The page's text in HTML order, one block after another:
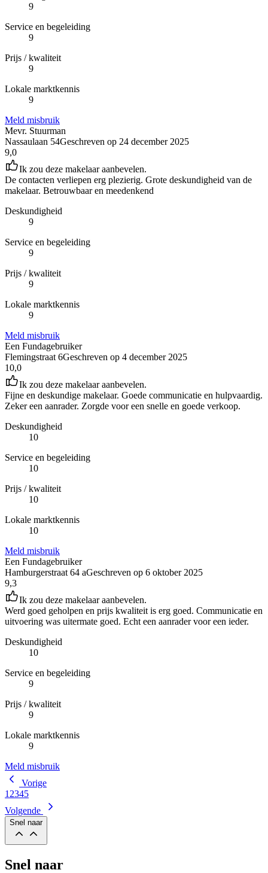
9
Service en begeleiding
9
Prijs / kwaliteit
9
Lokale marktkennis
9
Meld misbruik
Mevr. Stuurman
Nassaulaan 54Geschreven op 24 december 2025
9,0
Ik zou deze makelaar aanbevelen.
De contacten verliepen erg plezierig. Grote deskundigheid van de
makelaar. Betrouwbaar en meedenkend
Deskundigheid
9
Service en begeleiding
9
Prijs / kwaliteit
9
Lokale marktkennis
9
Meld misbruik
Een Fundagebruiker
Flemingstraat 6Geschreven op 4 december 2025
10,0
Ik zou deze makelaar aanbevelen.
Fijne en deskundige makelaar. Goede communicatie en hulpvaardig.
Zeker een aanrader. Zorgde voor een snelle en goede verkoop.
Deskundigheid
10
Service en begeleiding
10
Prijs / kwaliteit
10
Lokale marktkennis
10
Meld misbruik
Een Fundagebruiker
Hamburgerstraat 64 aGeschreven op 6 oktober 2025
9,3
Ik zou deze makelaar aanbevelen.
Werd goed geholpen en prijs kwaliteit is erg goed. Communicatie en
uitvoering was uitermate goed. Echt een aanrader voor een ieder.
Deskundigheid
10
Service en begeleiding
9
Prijs / kwaliteit
9
Lokale marktkennis
9
Meld misbruik
Vorige
1 2345
Volgende
Snel naar
Snel naar